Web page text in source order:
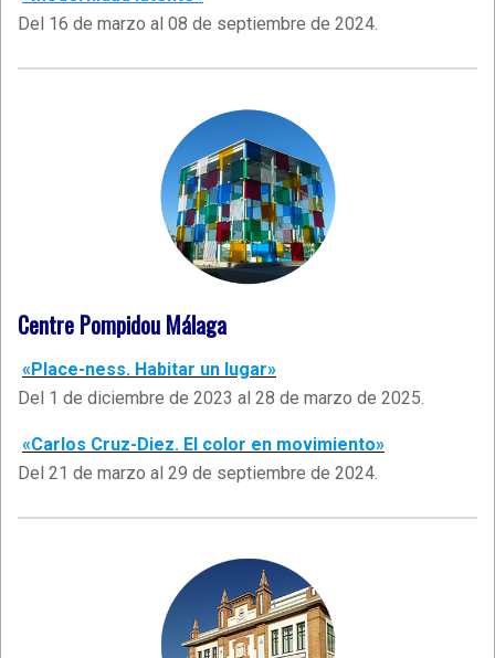
Del 16 de marzo al 08 de septiembre de 2024.
Centre Pompidou Málaga
«Place-ness. Habitar un lugar»
Del 1 de diciembre de 2023 al 28 de marzo de 2025.
«Carlos Cruz-Diez. El color en movimiento»
Del 21 de marzo al 29 de septiembre de 2024.